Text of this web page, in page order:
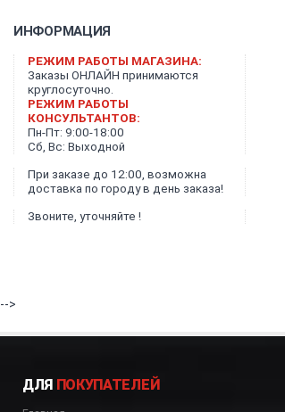
ИНФОРМАЦИЯ
РЕЖИМ РАБОТЫ МАГАЗИНА:
Заказы ОНЛАЙН принимаются
круглосуточно.
РЕЖИМ РАБОТЫ
КОНСУЛЬТАНТОВ:
Пн-Пт: 9:00-18:00
Сб, Вс: Выходной
При заказе до 12:00, возможна
доставка по городу в день заказа!
Звоните, уточняйте !
-->
ДЛЯ ПОКУПАТЕЛЕЙ